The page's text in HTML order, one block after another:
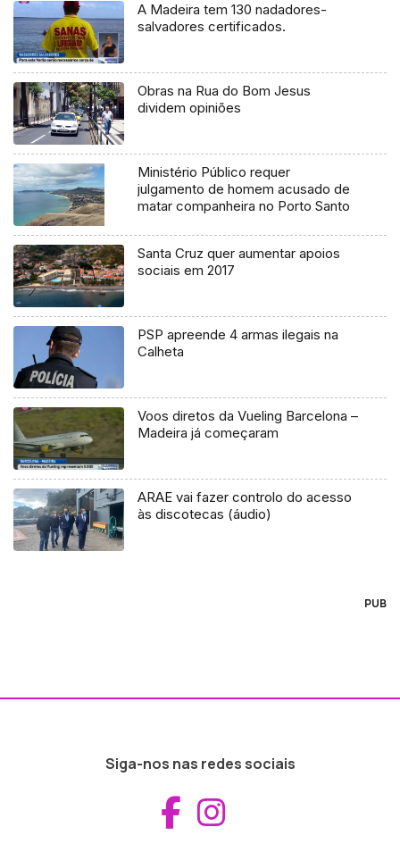
A Madeira tem 130 nadadores-
salvadores certificados.
Obras na Rua do Bom Jesus
dividem opiniões
Ministério Público requer
julgamento de homem acusado de
matar companheira no Porto Santo
Santa Cruz quer aumentar apoios
sociais em 2017
PSP apreende 4 armas ilegais na
Calheta
Voos diretos da Vueling Barcelona –
Madeira já começaram
ARAE vai fazer controlo do acesso
às discotecas (áudio)
PUB
Siga-nos nas redes sociais
Aceder ao